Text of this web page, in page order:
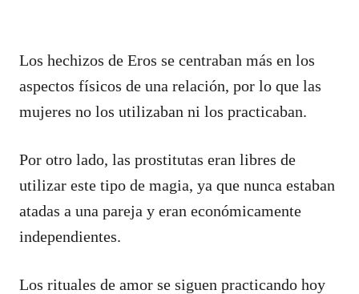
Los hechizos de Eros se centraban más en los
aspectos físicos de una relación, por lo que las
mujeres no los utilizaban ni los practicaban.
Por otro lado, las prostitutas eran libres de
utilizar este tipo de magia, ya que nunca estaban
atadas a una pareja y eran económicamente
independientes.
Los rituales de amor se siguen practicando hoy